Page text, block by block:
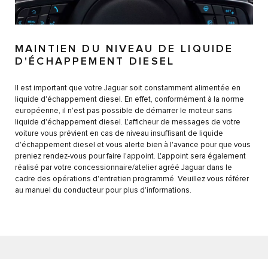
MAINTIEN DU NIVEAU DE LIQUIDE
D'ÉCHAPPEMENT DIESEL
Il est important que votre Jaguar soit constamment alimentée en
liquide d'échappement diesel. En effet, conformément à la norme
européenne, il n'est pas possible de démarrer le moteur sans
liquide d'échappement diesel. L'afficheur de messages de votre
voiture vous prévient en cas de niveau insuffisant de liquide
d'échappement diesel et vous alerte bien à l'avance pour que vous
preniez rendez-vous pour faire l'appoint. L'appoint sera également
réalisé par votre concessionnaire/atelier agréé Jaguar dans le
cadre des opérations d'entretien programmé. Veuillez vous référer
au manuel du conducteur pour plus d'informations.